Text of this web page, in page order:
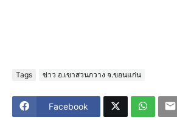
Tags ข่าว อ.เขาสวนกวาง จ.ขอนแก่น
Facebook